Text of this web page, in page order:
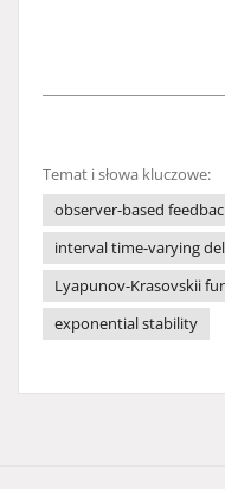
Temat i słowa kluczowe:
observer-based
interval time-varying
Lyapunov-Krasovskii
exponential stability